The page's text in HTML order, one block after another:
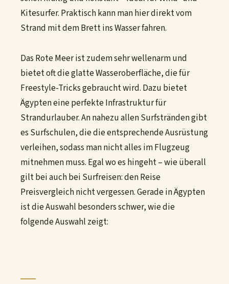
Kitesurfer. Praktisch kann man hier direkt vom
Strand mit dem Brett ins Wasser fahren.
Das Rote Meer ist zudem sehr wellenarm und
bietet oft die glatte Wasseroberfläche, die für
Freestyle-Tricks gebraucht wird. Dazu bietet
Ägypten eine perfekte Infrastruktur für
Strandurlauber. An nahezu allen Surfstränden gibt
es Surfschulen, die die entsprechende Ausrüstung
verleihen, sodass man nicht alles im Flugzeug
mitnehmen muss. Egal wo es hingeht – wie überall
gilt bei auch bei Surfreisen: den Reise
Preisvergleich nicht vergessen. Gerade in Ägypten
ist die Auswahl besonders schwer, wie die
folgende Auswahl zeigt: